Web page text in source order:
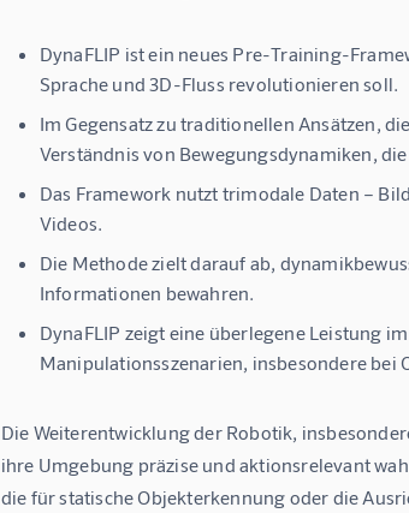
DynaFLIP ist ein neues Pre-Training-
Sprache und 3D-Fluss revolutionieren soll.
Im Gegensatz zu traditionellen Ansätzen,
Verständnis von Bewegungsdynamiken,
Das Framework nutzt trimodale Daten –
Videos.
Die Methode zielt darauf ab,
Informationen bewahren.
DynaFLIP zeigt eine überlegene Leistung
Manipulationsszenarien, insbesondere
Die Weiterentwicklung der Robotik,
ihre Umgebung präzise und aktionsrelevant
die für statische Objekterkennung oder die